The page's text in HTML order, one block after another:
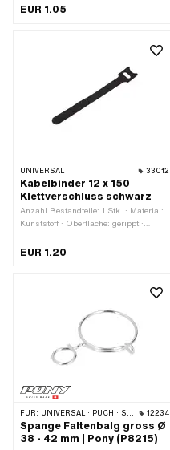
EUR 1.05
UNIVERSAL 33012
Kabelbinder 12 x 150
Klettverschluss schwarz
Anzahl Bestandteile: 1 Stk. · Material:
Kunststoff · Oberfläche: gerippt ·
mm · Breite: 12 mm · Breite: 20 mm ·
EUR 1.20
FÜR: UNIVERSAL · PUCH · SACHS · PONY / CILO (BETA 521 & 512) · PIAGGIO · ZÜNDAPP BELMONDO 12234
Spange Faltenbalg gross Ø
38 - 42 mm | Pony (P8215)